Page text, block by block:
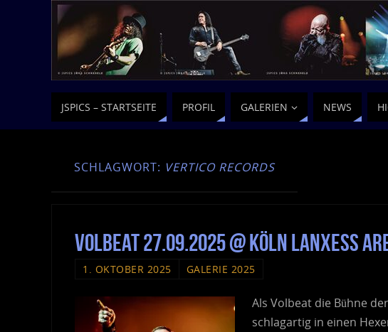
JSPICS – STARTSEITE PROFIL GALERIEN NEWS
SCHLAGWORT: VERTICO RECORDS
Volbeat 27.09.2025 @ Köln Lanxess
1. OKTOBER 2025 GALERIE 2025
Als Volbeat die Bühne
schlagartig in einen